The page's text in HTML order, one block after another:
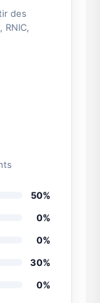
des
RNIC,
50%
0%
0%
30%
0%